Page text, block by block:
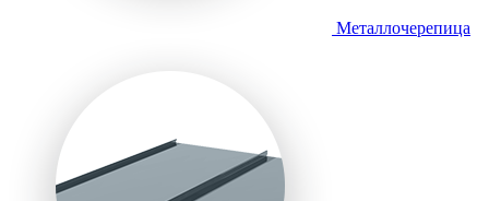
Металлочерепица